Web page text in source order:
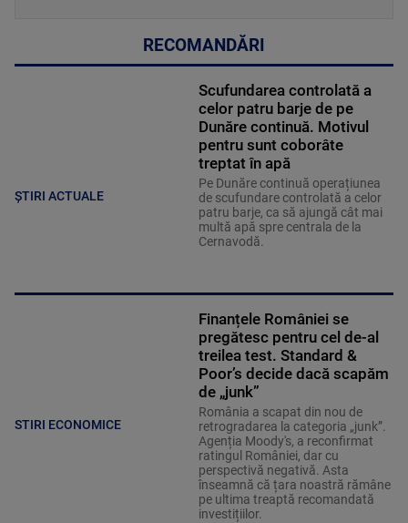
RECOMANDĂRI
ȘTIRI ACTUALE
Scufundarea controlată a
celor patru barje de pe
Dunăre continuă. Motivul
pentru sunt coborâte
treptat în apă
Pe Dunăre continuă operațiunea
de scufundare controlată a celor
patru barje, ca să ajungă cât mai
multă apă spre centrala de la
Cernavodă.
STIRI ECONOMICE
Finanțele României se
pregătesc pentru cel de-al
treilea test. Standard &
Poor’s decide dacă scapăm
de „junk”
România a scapat din nou de
retrogradarea la categoria „junk”.
Agenția Moody's, a reconfirmat
ratingul României, dar cu
perspectivă negativă. Asta
înseamnă că țara noastră rămâne
pe ultima treaptă recomandată
investițiilor.